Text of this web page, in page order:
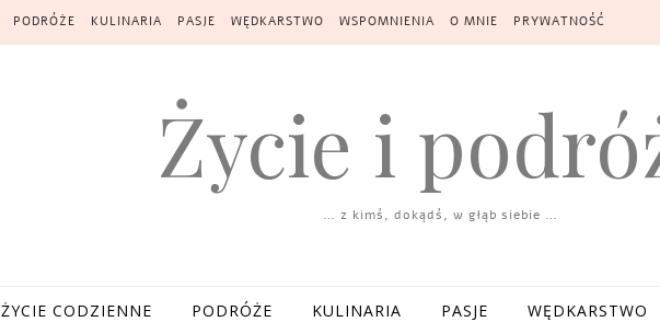
PODRÓŻE KULINARIA PASJE WĘDKARSTWO WSPOMNIENIA O MNIE PRYWATNOŚĆ
Życie i
… z kimś, dokądś, w głąb siebie …
ŻYCIE CODZIENNE PODRÓŻE KULINARIA PASJE WĘDKARSTWO